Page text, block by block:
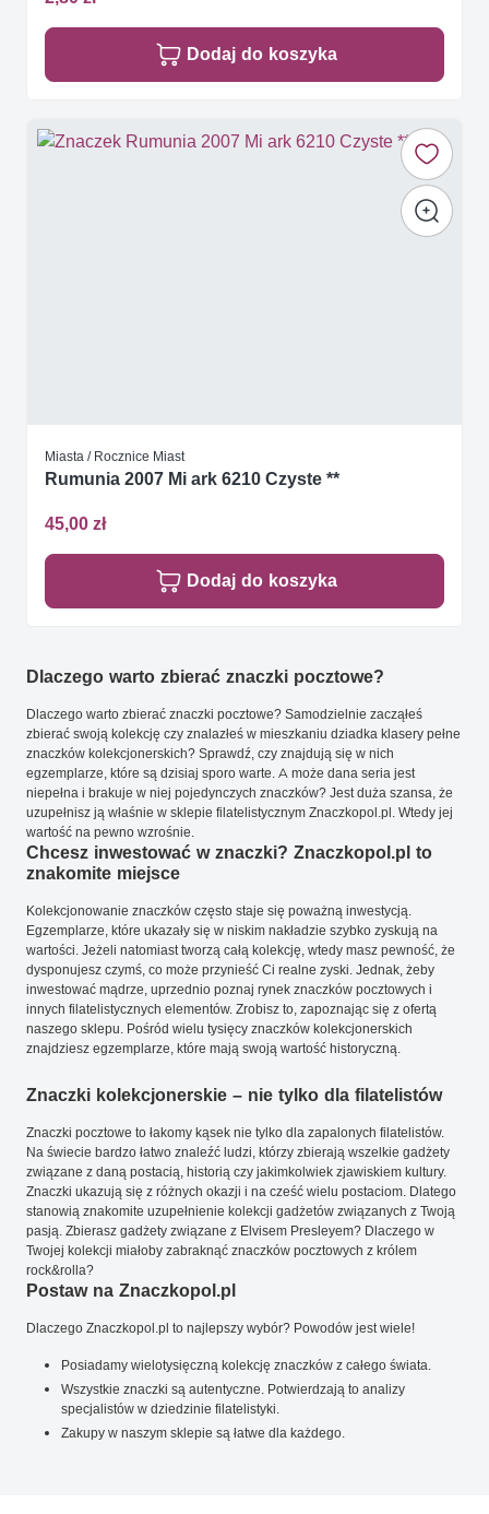
Dodaj do koszyka
Miasta / Rocznice Miast
Rumunia 2007 Mi ark 6210 Czyste **
45,00 zł
Dodaj do koszyka
Dlaczego warto zbierać znaczki pocztowe?
Dlaczego warto zbierać znaczki pocztowe? Samodzielnie zacząłeś
zbierać swoją kolekcję czy znalazłeś w mieszkaniu dziadka klasery pełne
znaczków kolekcjonerskich? Sprawdź, czy znajdują się w nich
egzemplarze, które są dzisiaj sporo warte. A może dana seria jest
niepełna i brakuje w niej pojedynczych znaczków? Jest duża szansa, że
uzupełnisz ją właśnie w sklepie filatelistycznym Znaczkopol.pl. Wtedy jej
wartość na pewno wzrośnie.
Chcesz inwestować w znaczki? Znaczkopol.pl to
znakomite miejsce
Kolekcjonowanie znaczków często staje się poważną inwestycją.
Egzemplarze, które ukazały się w niskim nakładzie szybko zyskują na
wartości. Jeżeli natomiast tworzą całą kolekcję, wtedy masz pewność, że
dysponujesz czymś, co może przynieść Ci realne zyski. Jednak, żeby
inwestować mądrze, uprzednio poznaj rynek znaczków pocztowych i
innych filatelistycznych elementów. Zrobisz to, zapoznając się z ofertą
naszego sklepu. Pośród wielu tysięcy znaczków kolekcjonerskich
znajdziesz egzemplarze, które mają swoją wartość historyczną.
Znaczki kolekcjonerskie – nie tylko dla filatelistów
Znaczki pocztowe to łakomy kąsek nie tylko dla zapalonych filatelistów.
Na świecie bardzo łatwo znaleźć ludzi, którzy zbierają wszelkie gadżety
związane z daną postacią, historią czy jakimkolwiek zjawiskiem kultury.
Znaczki ukazują się z różnych okazji i na cześć wielu postaciom. Dlatego
stanowią znakomite uzupełnienie kolekcji gadżetów związanych z Twoją
pasją. Zbierasz gadżety związane z Elvisem Presleyem? Dlaczego w
Twojej kolekcji miałoby zabraknąć znaczków pocztowych z królem
rock&rolla?
Postaw na Znaczkopol.pl
Dlaczego Znaczkopol.pl to najlepszy wybór? Powodów jest wiele!
Posiadamy wielotysięczną kolekcję znaczków z całego świata.
Wszystkie znaczki są autentyczne. Potwierdzają to analizy
specjalistów w dziedzinie filatelistyki.
Zakupy w naszym sklepie są łatwe dla każdego.